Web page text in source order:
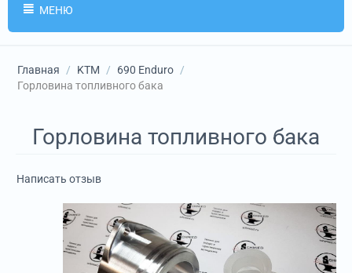
МЕНЮ
Главная / KTM / 690 Enduro /
Горловина топливного бака
Горловина топливного бака
Написать отзыв